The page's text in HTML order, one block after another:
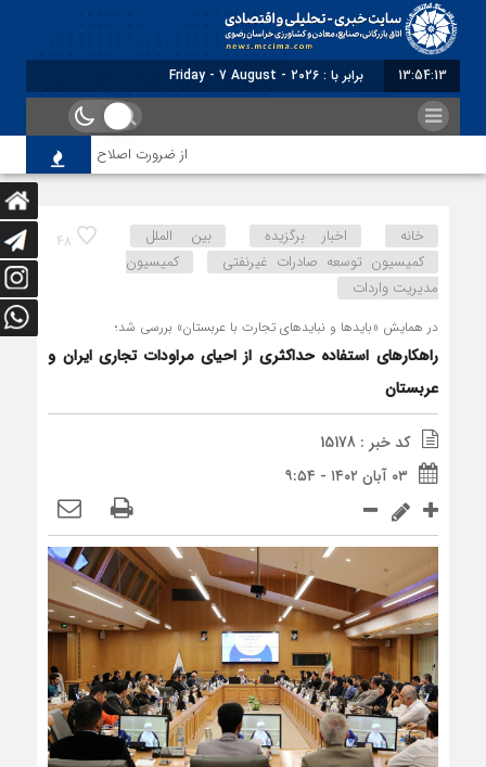
13:54:14 برابر با : Friday - 7 August - 2026
از ضرورت اصلاح رویه‌های بازرسی تا
48 خانه اخبار برگزیده
بین الملل
کمیسیون توسعه صادرات غیرنفتی
کمیسیون
مدیریت واردات
در همایش «بایدها و نبایدهای تجارت با عربستان» بررسی شد؛
راهکارهای استفاده حداکثری از احیای مراودات تجاری ایران و
عربستان
کد خبر : 15178
۰۳ آبان ۱۴۰۲ - ۹:۵۴